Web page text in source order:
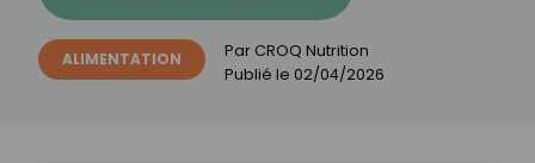
ALIMENTATION Par CROQ Nutrition
Publié le 02/04/2026